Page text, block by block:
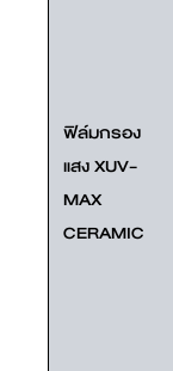
ฟิล์มกรอง
แสง XUV-
MAX
CERAMIC